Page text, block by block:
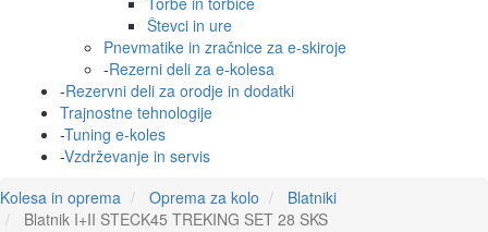
Števci in ure
Pnevmatike in zračnice za e-skiroje
-Rezerni deli za e-kolesa
-Rezervni deli za orodje in dodatki
Trajnostne tehnologije
-Tuning e-koles
-Vzdrževanje in servis
Kolesa in oprema
Oprema za kolo
Blatniki
Blatnik I+II STECK45 TREKING SET 28 SKS